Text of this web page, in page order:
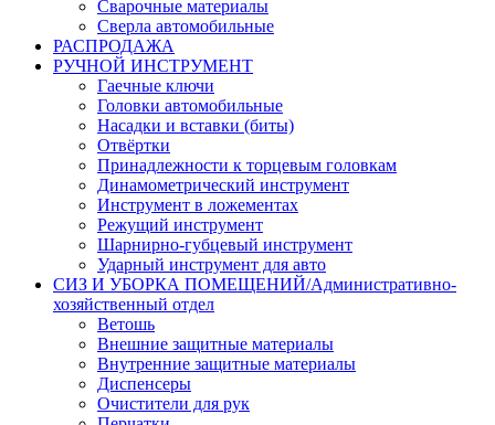
Сварочные материалы
Сверла автомобильные
РАСПРОДАЖА
РУЧНОЙ ИНСТРУМЕНТ
Гаечные ключи
Головки автомобильные
Насадки и вставки (биты)
Отвёртки
Принадлежности к торцевым головкам
Динамометрический инструмент
Инструмент в ложементах
Режущий инструмент
Шарнирно-губцевый инструмент
Ударный инструмент для авто
СИЗ И УБОРКА ПОМЕЩЕНИЙ/Административно-
хозяйственный отдел
Ветошь
Внешние защитные материалы
Внутренние защитные материалы
Диспенсеры
Очистители для рук